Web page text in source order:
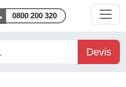
0800 200 320
Devis